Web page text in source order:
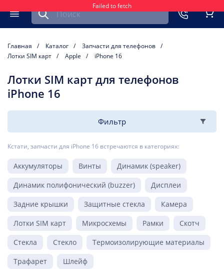
Failed to fetch
Меню
Найти запчасть для мобильного устройства
Главная Каталог
Запчасти для телефонов
Лотки SIM карт
Apple iPhone 16
Лотки SIM карт для телефонов
iPhone 16
Фильтр
Кстати, запчасти для iPhone 16 встречаются в категориях:
Аккумуляторы Винты
Динамик (speaker)
Динамик полифонический (buzzer)
Дисплеи
Задние крышки
Защитные стекла
Камера
Лотки SIM карт
Микросхемы Рамки
Скотч
Стекла
Стекло
Термоизолирующие материалы
Трафарет
Шлейф